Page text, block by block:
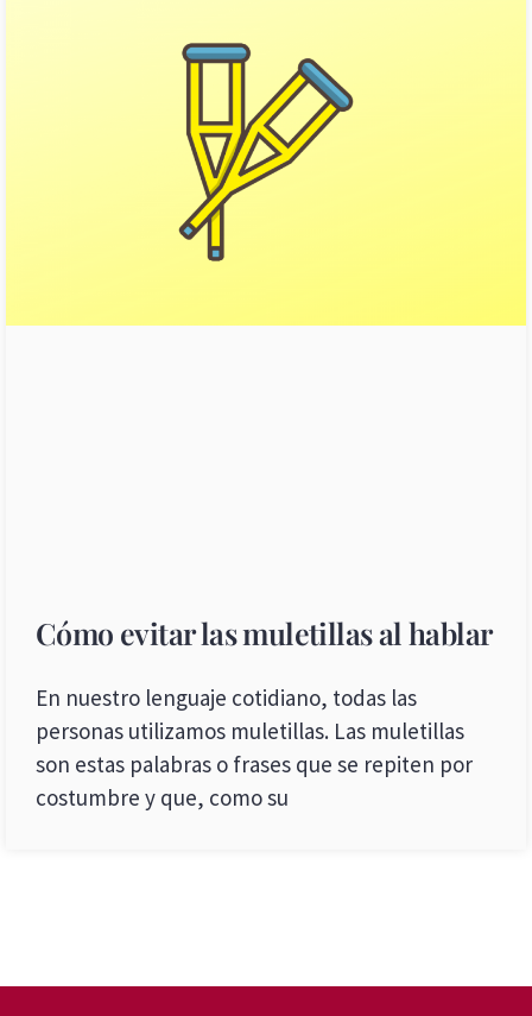
Cómo evitar las muletillas al hablar
En nuestro lenguaje cotidiano, todas las
personas utilizamos muletillas. Las muletillas
son estas palabras o frases que se repiten por
costumbre y que, como su